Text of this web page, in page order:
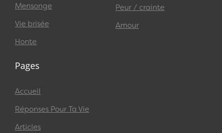
Mensonge
Vie brisée
Honte
Peur / crainte
Amour
Pages
Accueil
Réponses Pour Ta Vie
Articles